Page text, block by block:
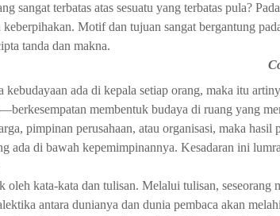
sangat terbatas atas sesuatu yang terbatas pula?
Motif dan tujuan sangat bergantung
tanda dan makna.
kebudayaan ada di kepala setiap orang, maka itu
membentuk budaya di ruang yang
pimpinan perusahaan, atau organisasi, maka hasil
ada di bawah kepemimpinannya. Kesadaran ini
oleh kata-kata dan tulisan. Melalui tulisan, seseorang
antara dunianya dan dunia pembaca akan